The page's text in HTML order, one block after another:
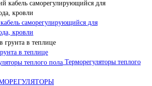
саморегулирующийся для
кровли
в теплице
Терморегуляторы теплого